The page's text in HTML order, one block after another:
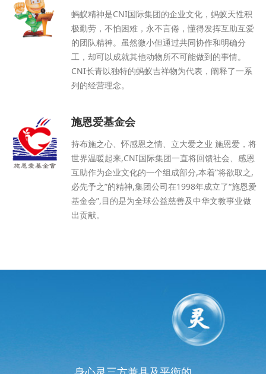
蚂蚁精神是CNI国际集团的企业文化，蚂蚁天性积
极勤劳，不怕困难，永不言倦，懂得发挥互助互爱
的团队精神。虽然微小但通过共同协作和明确分
工，却可以成就其他动物所不可能做到的事情。
CNI长青以独特的蚂蚁吉祥物为代表，阐释了一系
列的经营理念。
施恩爱基金会
持布施之心、怀感恩之情、立大爱之业 施恩爱，将
世界温暖起来,CNI国际集团一直将回馈社会、感恩
互助作为企业文化的一个组成部分,本着“将欲取之,
必先予之”的精神,集团公司在1998年成立了“施恩爱
基金会”,目的是为全球公益慈善及中华文教事业做
出贡献。